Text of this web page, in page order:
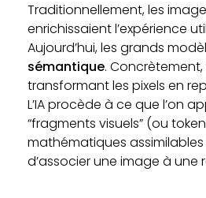
Traditionnellement, les
enrichissaient l’expérience
Aujourd’hui, les grands
sémantique.
transformant les pixels en
L’IA procède à ce que l’on
“fragments visuels” (ou
mathématiques
d’associer une image à